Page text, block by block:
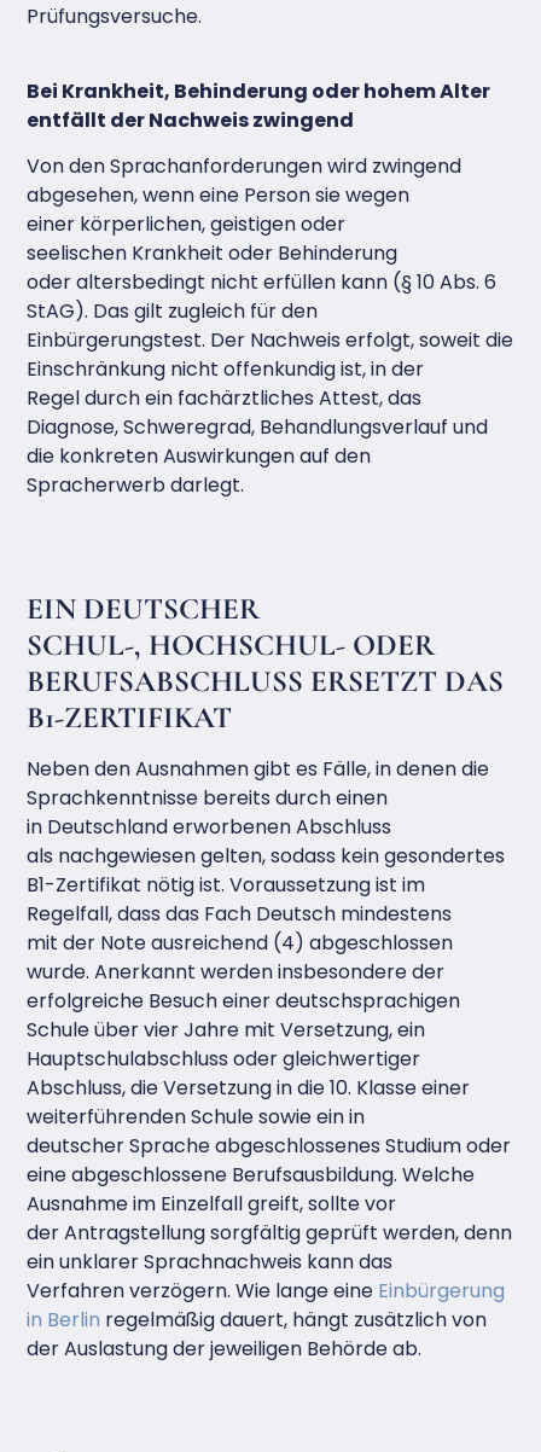
Prüfungsversuche.
Bei Krankheit, Behinderung oder hohem Alter
entfällt der Nachweis zwingend
Von den Sprachanforderungen wird zwingend
abgesehen, wenn eine Person sie wegen
einer körperlichen, geistigen oder
seelischen Krankheit oder Behinderung
oder altersbedingt nicht erfüllen kann (§ 10 Abs. 6
StAG). Das gilt zugleich für den
Einbürgerungstest. Der Nachweis erfolgt, soweit die
Einschränkung nicht offenkundig ist, in der
Regel durch ein fachärztliches Attest, das
Diagnose, Schweregrad, Behandlungsverlauf und
die konkreten Auswirkungen auf den
Spracherwerb darlegt.
EIN DEUTSCHER
SCHUL-, HOCHSCHUL- ODER
BERUFSABSCHLUSS ERSETZT DAS
B1-ZERTIFIKAT
Neben den Ausnahmen gibt es Fälle, in denen die
Sprachkenntnisse bereits durch einen
in Deutschland erworbenen Abschluss
als nachgewiesen gelten, sodass kein gesondertes
B1-Zertifikat nötig ist. Voraussetzung ist im
Regelfall, dass das Fach Deutsch mindestens
mit der Note ausreichend (4) abgeschlossen
wurde. Anerkannt werden insbesondere der
erfolgreiche Besuch einer deutschsprachigen
Schule über vier Jahre mit Versetzung, ein
Hauptschulabschluss oder gleichwertiger
Abschluss, die Versetzung in die 10. Klasse einer
weiterführenden Schule sowie ein in
deutscher Sprache abgeschlossenes Studium oder
eine abgeschlossene Berufsausbildung. Welche
Ausnahme im Einzelfall greift, sollte vor
der Antragstellung sorgfältig geprüft werden, denn
ein unklarer Sprachnachweis kann das
Verfahren verzögern. Wie lange eine Einbürgerung
in Berlin regelmäßig dauert, hängt zusätzlich von
der Auslastung der jeweiligen Behörde ab.